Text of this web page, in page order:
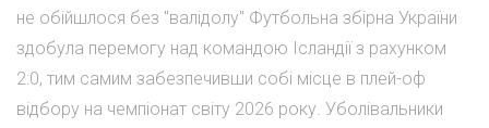
не обійшлося без "валідолу" Футбольна збірна України
здобула перемогу над командою Ісландії з рахунком
2:0, тим самим забезпечивши собі місце в плей-оф
відбору на чемпіонат світу 2026 року. Уболівальники